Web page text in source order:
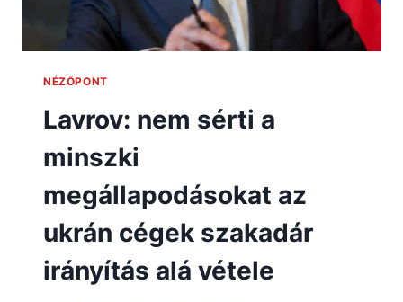
NÉZŐPONT
Lavrov: nem sérti a
minszki
megállapodásokat az
ukrán cégek szakadár
irányítás alá vétele